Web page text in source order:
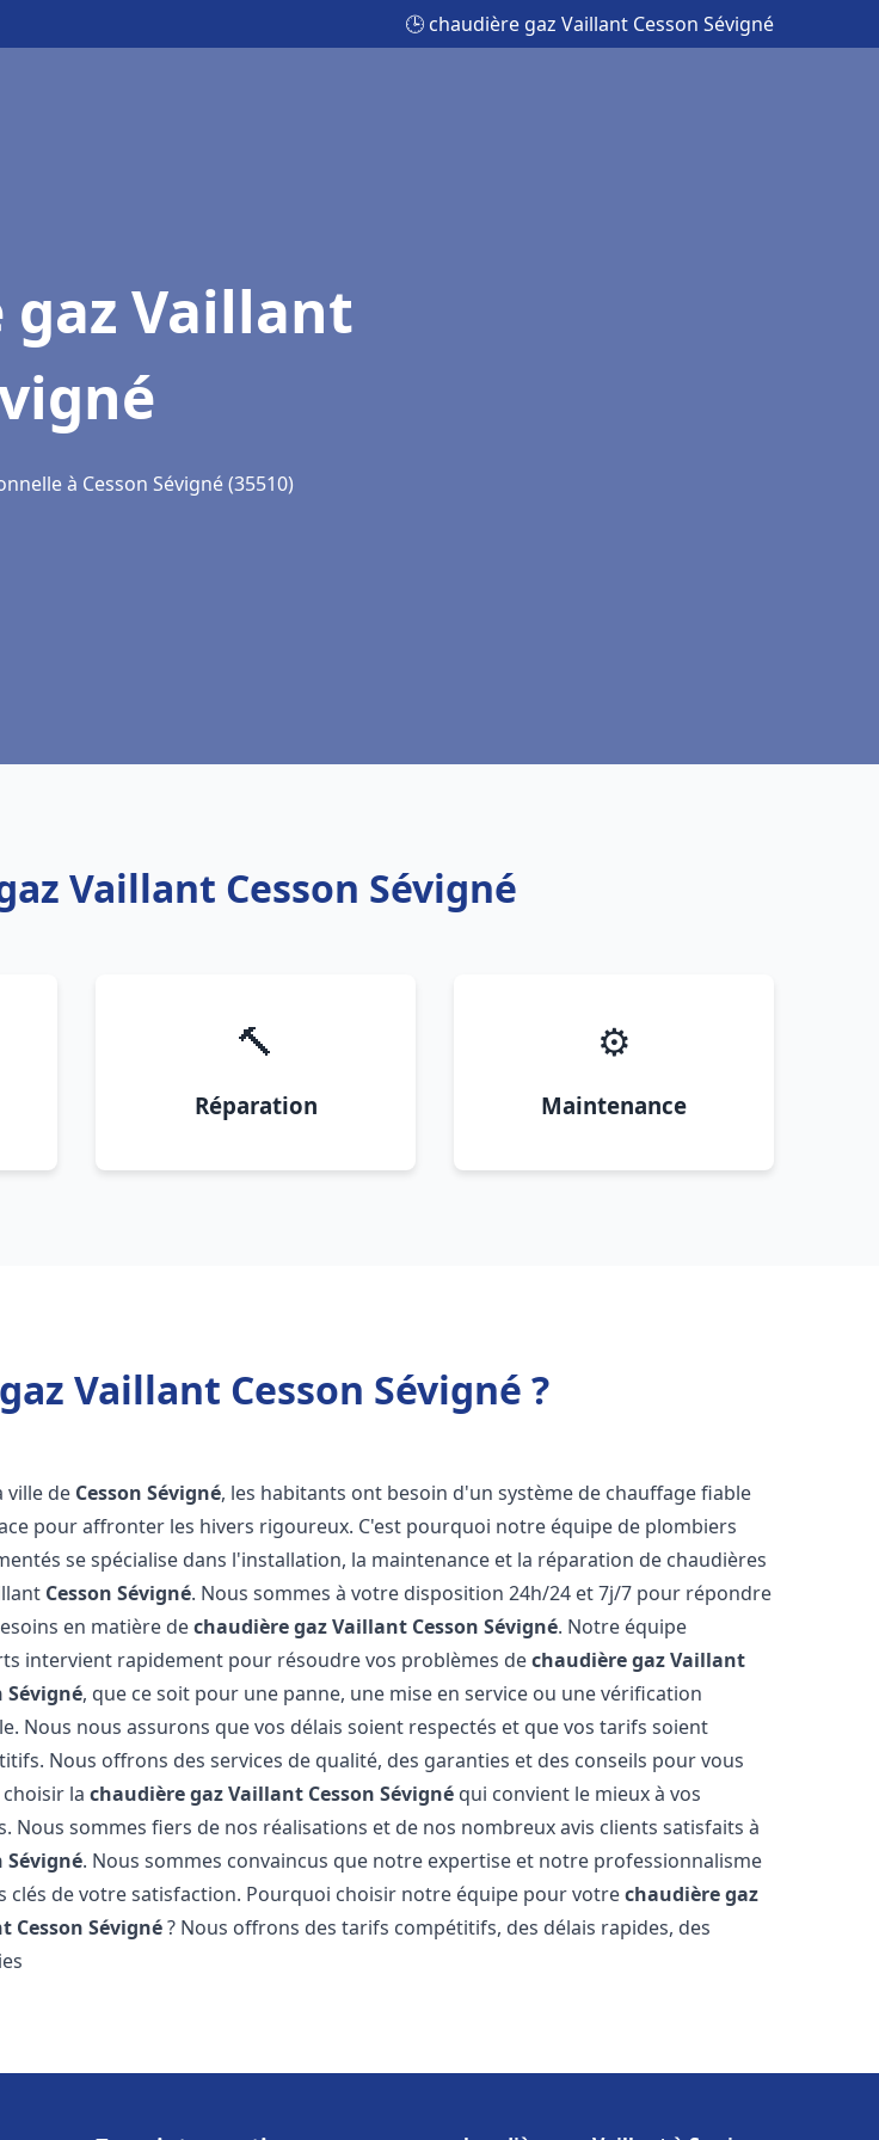
🕒 chaudière gaz Vaillant Cesson Sévigné
Vaillant
à Cesson Sévigné (35510)
Vaillant Cesson Sévigné
🔨
Réparation
⚙️
Maintenance
Vaillant Cesson Sévigné ?
ville de Cesson Sévigné, les habitants ont besoin d'un système de chauffage fiable
pour affronter les hivers rigoureux. C'est pourquoi notre équipe de plombiers
se spécialise dans l'installation, la maintenance et la réparation de chaudières
Cesson Sévigné. Nous sommes à votre disposition 24h/24 et 7j/7 pour répondre
en matière dechaudière gaz Vaillant Cesson Sévigné. Notre équipe
intervient rapidement pour résoudre vos problèmes dechaudière gaz Vaillant
Sévigné, que ce soit pour une panne, une mise en service ou une vérification
Nous nous assurons que vos délais soient respectés et que vos tarifs soient
Nous offrons des services de qualité, des garanties et des conseils pour vous
choisir lachaudière gaz Vaillant Cesson Sévigné qui convient le mieux à vos
Nous sommes fiers de nos réalisations et de nos nombreux avis clients satisfaits à
Sévigné. Nous sommes convaincus que notre expertise et notre professionnalisme
clés de votre satisfaction. Pourquoi choisir notre équipe pour votrechaudière gaz
Cesson Sévigné? Nous offrons des tarifs compétitifs, des délais rapides, des